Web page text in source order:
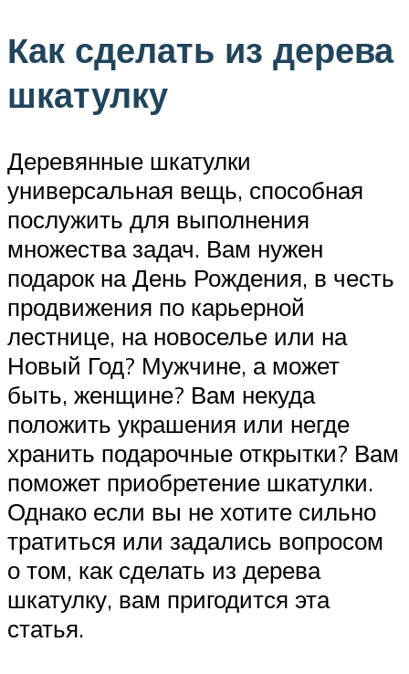
Как сделать из дерева
шкатулку
Деревянные шкатулки
универсальная вещь, способная
послужить для выполнения
множества задач. Вам нужен
подарок на День Рождения, в честь
продвижения по карьерной
лестнице, на новоселье или на
Новый Год? Мужчине, а может
быть, женщине? Вам некуда
положить украшения или негде
хранить подарочные открытки? Вам
поможет приобретение шкатулки.
Однако если вы не хотите сильно
тратиться или задались вопросом
о том, как сделать из дерева
шкатулку, вам пригодится эта
статья.